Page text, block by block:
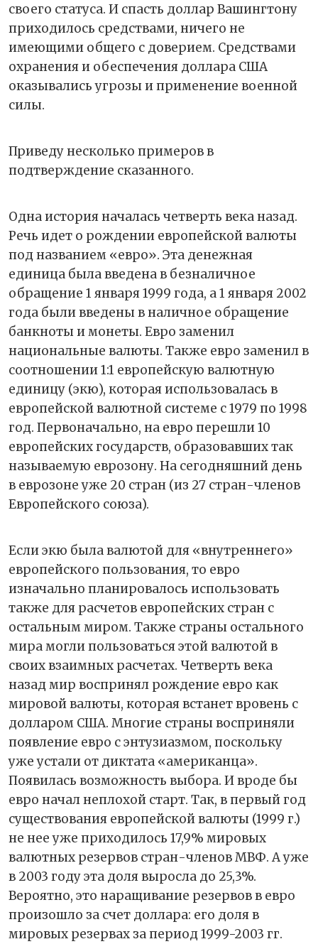
своего статуса. И спасть доллар Вашингтону
приходилось средствами, ничего не
имеющими общего с доверием. Средствами
охранения и обеспечения доллара США
оказывались угрозы и применение военной
силы.
Приведу несколько примеров в
подтверждение сказанного.
Одна история началась четверть века назад.
Речь идет о рождении европейской валюты
под названием «евро». Эта денежная
единица была введена в безналичное
обращение 1 января 1999 года, а 1 января 2002
года были введены в наличное обращение
банкноты и монеты. Евро заменил
национальные валюты. Также евро заменил в
соотношении 1:1 европейскую валютную
единицу (экю), которая использовалась в
европейской валютной системе с 1979 по 1998
год. Первоначально, на евро перешли 10
европейских государств, образовавших так
называемую еврозону. На сегодняшний день
в еврозоне уже 20 стран (из 27 стран-членов
Европейского союза).
Если экю была валютой для «внутреннего»
европейского пользования, то евро
изначально планировалось использовать
также для расчетов европейских стран с
остальным миром. Также страны остального
мира могли пользоваться этой валютой в
своих взаимных расчетах. Четверть века
назад мир воспринял рождение евро как
мировой валюты, которая встанет вровень с
долларом США. Многие страны восприняли
появление евро с энтузиазмом, поскольку
уже устали от диктата «американца».
Появилась возможность выбора. И вроде бы
евро начал неплохой старт. Так, в первый год
существования европейской валюты (1999 г.)
не нее уже приходилось 17,9% мировых
валютных резервов стран-членов МВФ. А уже
в 2003 году эта доля выросла до 25,3%.
Вероятно, это наращивание резервов в евро
произошло за счет доллара: его доля в
мировых резервах за период 1999-2003 гг.